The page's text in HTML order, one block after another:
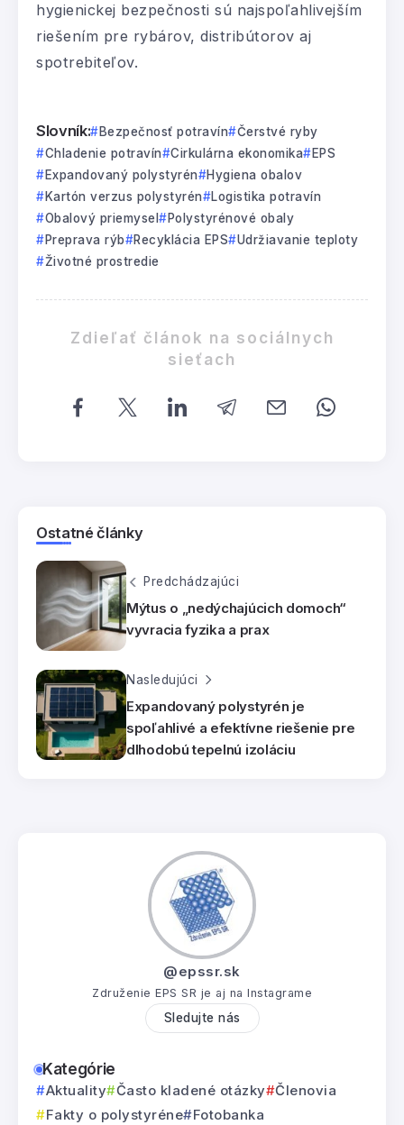
hygienickej bezpečnosti sú najspoľahlivejším
riešením pre rybárov, distribútorov aj
spotrebiteľov.
Slovník: Bezpečnosť potravín
Čerstvé ryby
Chladenie potravín
Cirkulárna ekonomika
EPS
Expandovaný polystyrén
Hygiena obalov
Kartón verzus polystyrén
Logistika potravín
Obalový priemysel
Polystyrénové obaly
Preprava rýb
Recyklácia EPS
Udržiavanie teploty
Životné prostredie
Zdieľať článok na sociálnych
sieťach
Ostatné články
Predchádzajúci
Mýtus o „nedýchajúcich domoch“
vyvracia fyzika a prax
Nasledujúci
Expandovaný polystyrén je
spoľahlivé a efektívne riešenie pre
dlhodobú tepelnú izoláciu
@epssr.sk
Združenie EPS SR je aj na Instagrame
Sledujte nás
Kategórie
Aktuality Často kladené otázky
Členovia
Fakty o polystyréne
Fotobanka